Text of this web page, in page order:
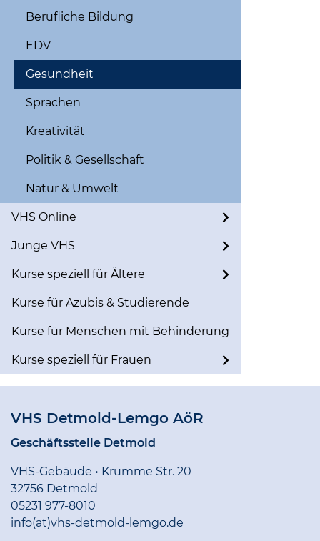
Berufliche Bildung
EDV
Gesundheit
Sprachen
Kreativität
Politik & Gesellschaft
Natur & Umwelt
VHS Online
Junge VHS
Kurse speziell für Ältere
Kurse für Azubis & Studierende
Kurse für Menschen mit Behinderung
Kurse speziell für Frauen
VHS Detmold-Lemgo AöR
Geschäftsstelle Detmold
VHS-Gebäude • Krumme Str. 20
32756 Detmold
05231 977-8010
info(at)vhs-detmold-lemgo.de